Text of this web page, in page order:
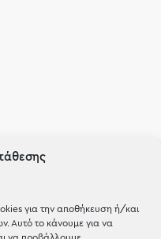
για την αποθήκευση ή/και
Αυτό το κάνουμε για να